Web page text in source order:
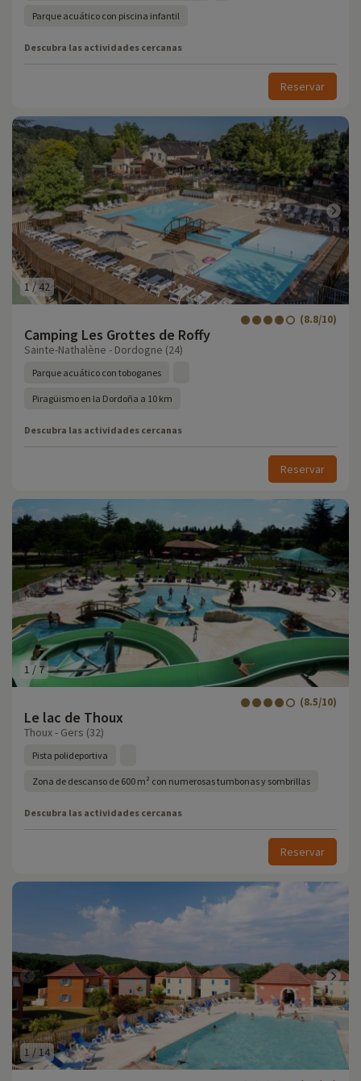
Parque acuático con piscina infantil
Descubra las actividades cercanas
Reservar
1/42
Camping Les Grottes de Roffy
(8.8/10)
Sainte-Nathalène - Dordogne (24)
Parque acuático con toboganes
Piragüismo en la Dordoña a 10 km
Descubra las actividades cercanas
Reservar
1/ 7
Le lac de Thoux
(8.5/10)
Thoux - Gers (32)
Pista polideportiva
Zona de descanso de 600 m² con numerosas tumbonas y sombrillas
Descubra las actividades cercanas
Reservar
1 /14